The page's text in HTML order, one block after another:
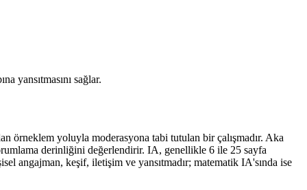
yansıtmasını sağlar.
örneklem yoluyla moderasyona tabi tutulan bir çalışmadır. Aka
derinliğini değerlendirir. IA, genellikle 6 ile 25 sayfa
angajman, keşif, iletişim ve yansıtmadır; matematik IA'sında ise